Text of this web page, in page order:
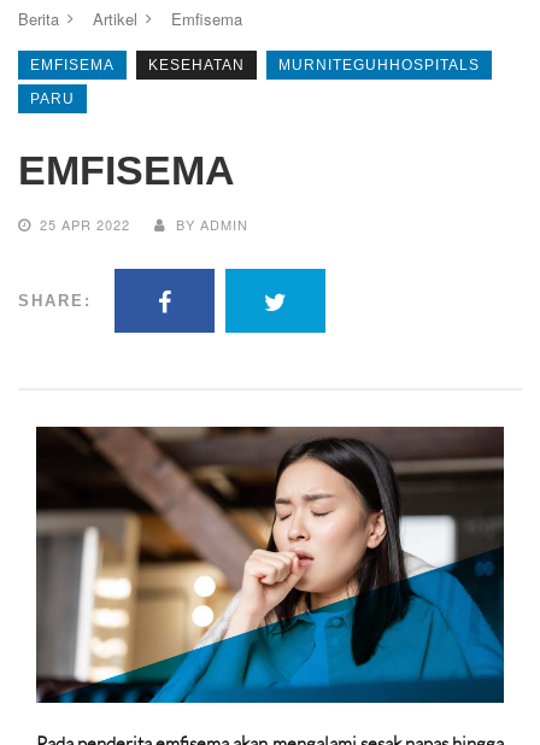
Berita Artikel Emfisema
EMFISEMA KESEHATAN
MURNITEGUHHOSPITALS
PARU
EMFISEMA
25 APR 2022 BY ADMIN
SHARE: